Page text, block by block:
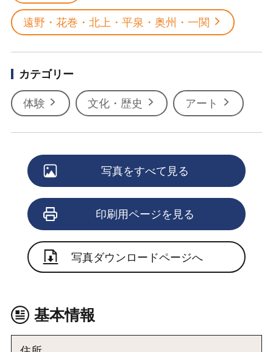
遠野・花巻・北上・平泉・奥州・一関
カテゴリー
体験 文化・歴史 アート
写真をすべて見る
印刷用ページを見る
写真ダウンロードページへ
基本情報